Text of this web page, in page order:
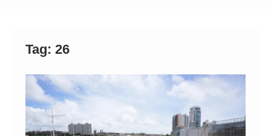
Tag: 26